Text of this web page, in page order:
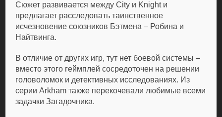
Сюжет развивается между City и Knight и
предлагает расследовать таинственное
исчезновение союзников Бэтмена – Робина и
Найтвинга.
В отличие от других игр, тут нет боевой системы –
вместо этого геймплей сосредоточен на решении
головоломок и детективных исследованиях. Из
серии Arkham также перекочевали любимые всеми
задачки Загадочника.